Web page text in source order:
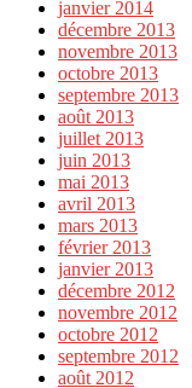
janvier 2014
décembre 2013
novembre 2013
octobre 2013
septembre 2013
août 2013
juillet 2013
juin 2013
mai 2013
avril 2013
mars 2013
février 2013
janvier 2013
décembre 2012
novembre 2012
octobre 2012
septembre 2012
août 2012